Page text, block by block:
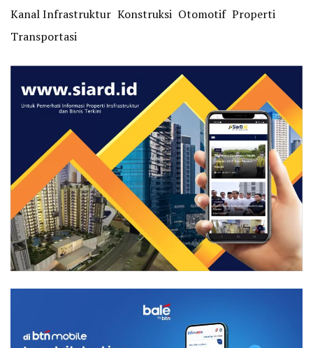
Kanal Infrastruktur Konstruksi Otomotif Properti
Transportasi